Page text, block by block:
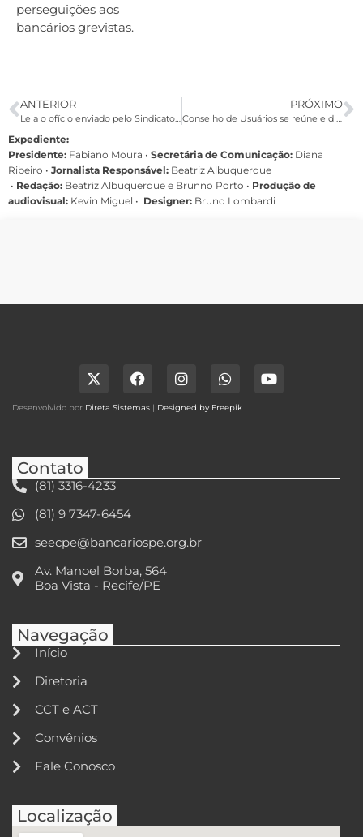
perseguições aos
bancários grevistas.
ANTERIOR
Leia o ofício enviado pelo Sindicato ao governador sobre a reestruturação no BB
PRÓXIMO
Conselho de Usuários se reúne e discute situação do plano Saúde Caixa
Expediente:
Presidente: Fabiano Moura • Secretária de Comunicação: Diana
Ribeiro • Jornalista Responsável: Beatriz Albuquerque
• Redação: Beatriz Albuquerque e Brunno Porto • Produção de
audiovisual: Kevin Miguel • Designer: Bruno Lombardi
Desenvolvido por Direta Sistemas | Designed by Freepik.
Contato
(81) 3316-4233
(81) 9 7347-6454
seecpe@bancariospe.org.br
Av. Manoel Borba, 564
Boa Vista - Recife/PE
Navegação
Início
Diretoria
CCT e ACT
Convênios
Fale Conosco
Localização